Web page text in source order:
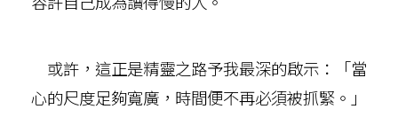
或許，這正是精靈之路予我最深的啟示：「當
心的尺度足夠寬廣，時間便不再必須被抓緊。」